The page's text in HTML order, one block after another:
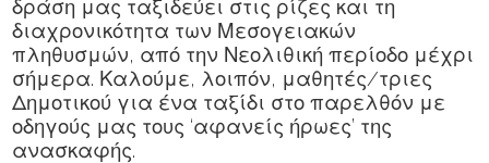
δράση μας ταξιδεύει στις ρίζες και τη
διαχρονικότητα των Μεσογειακών
πληθυσμών, από την Νεολιθική περίοδο μέχρι
σήμερα. Καλούμε, λοιπόν, μαθητές/τριες
Δημοτικού για ένα ταξίδι στο παρελθόν με
οδηγούς μας τους ‘αφανείς ήρωες’ της
ανασκαφής.